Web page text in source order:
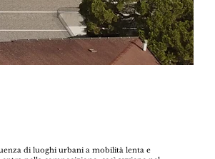
di luoghi urbani a mobilità lenta e